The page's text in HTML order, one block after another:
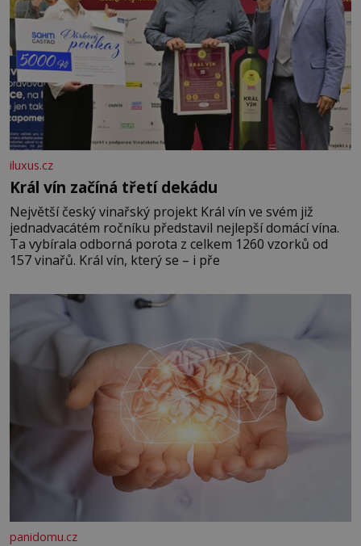
iluxus.cz
Král vín začíná třetí dekádu
Největší český vinařský projekt Král vín ve svém již
jednadvacátém ročníku představil nejlepší domácí vína.
Ta vybírala odborná porota z celkem 1260 vzorků od
157 vinařů. Král vín, který se – i pře
panidomu.cz